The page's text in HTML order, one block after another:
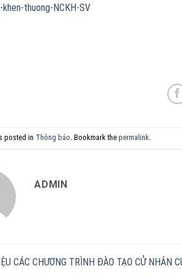
khen-thuong-NCKH-SV
posted in Thông báo . Bookmark thepermalink
ADMIN
CÁC CHƯƠNG TRÌNH ĐÀO TẠO CỬ NHÂN